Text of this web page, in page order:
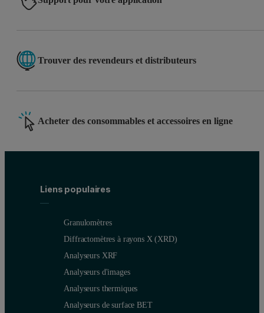
Trouver des revendeurs et distributeurs
Acheter des consommables et accessoires en ligne
Liens populaires
Granulomètres
Diffractomètres à rayons X (XRD)
Analyseurs XRF
Analyseurs d'images
Analyseurs thermiques
Analyseurs de surface BET